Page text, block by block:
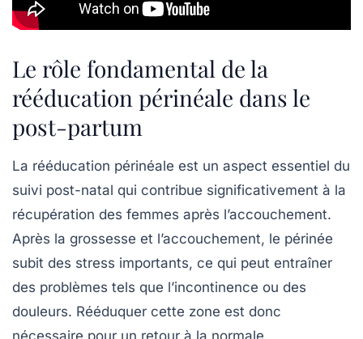
Le rôle fondamental de la
rééducation périnéale dans le
post-partum
La rééducation périnéale est un aspect essentiel du
suivi post-natal qui contribue significativement à la
récupération des femmes après l’accouchement.
Après la grossesse et l’accouchement, le périnée
subit des stress importants, ce qui peut entraîner
des problèmes tels que l’incontinence ou des
douleurs. Rééduquer cette zone est donc
nécessaire pour un retour à la normale.